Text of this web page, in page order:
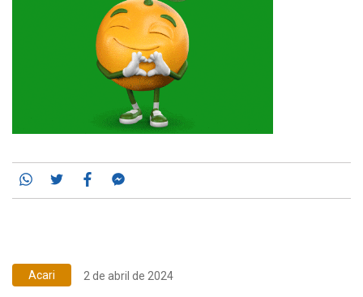
Whatsapp
TwitterFacebook
Acari 2 de abril de 2024